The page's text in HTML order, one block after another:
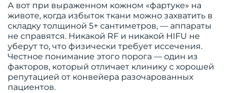
А вот при выраженном кожном «фартуке» на
животе, когда избыток ткани можно захватить в
складку толщиной 5+ сантиметров, — аппараты
не справятся. Никакой RF и никакой HIFU не
уберут то, что физически требует иссечения.
Честное понимание этого порога — один из
факторов, который отличает клинику с хорошей
репутацией от конвейера разочарованных
пациентов.